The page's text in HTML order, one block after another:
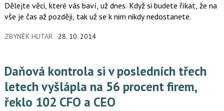
Dělejte věci, které vás baví, už dnes. Když si budete říkat, že na
vše je čas až později, tak už se k nim nikdy nedostanete.
ZBYNĚK HUTAR 28. 10. 2014
Daňová kontrola si v posledních třech
letech vyšlápla na 56 procent firem,
řeklo 102 CFO a CEO